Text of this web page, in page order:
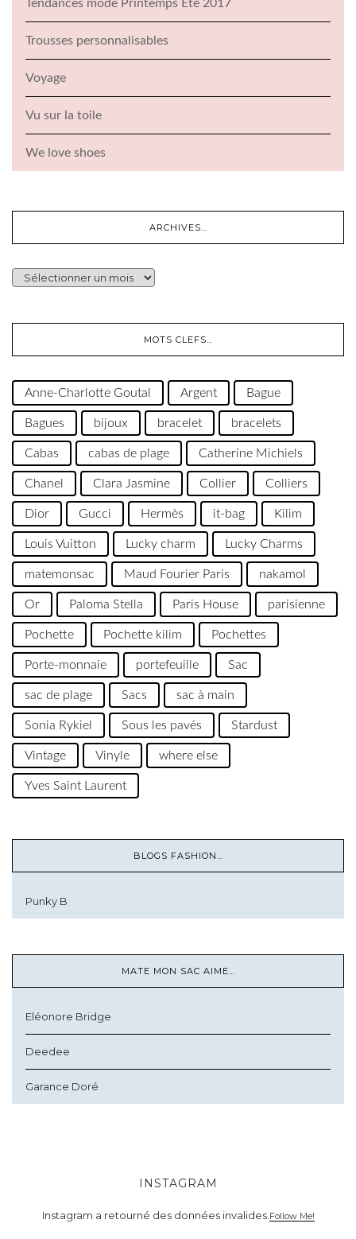
Tendances mode Printemps Été 2017
Trousses personnalisables
Voyage
Vu sur la toile
We love shoes
ARCHIVES…
ARCHIVES…
MOTS CLEFS…
Anne-Charlotte Goutal Argent Bague
Bagues bijoux bracelet bracelets
Cabas cabas de plage Catherine Michiels
Chanel Clara Jasmine Collier Colliers
Dior Gucci Hermès it-bag Kilim
Louis Vuitton Lucky charm Lucky Charms
matemonsac Maud Fourier Paris nakamol
Or Paloma Stella Paris House parisienne
Pochette Pochette kilim Pochettes
Porte-monnaie portefeuille Sac
sac de plage Sacs sac à main
Sonia Rykiel Sous les pavés Stardust
Vintage Vinyle where else
Yves Saint Laurent
BLOGS FASHION…
Punky B
MATE MON SAC AIME…
Eléonore Bridge
Deedee
Garance Doré
INSTAGRAM
Instagram a retourné des données invalides.Follow Me!